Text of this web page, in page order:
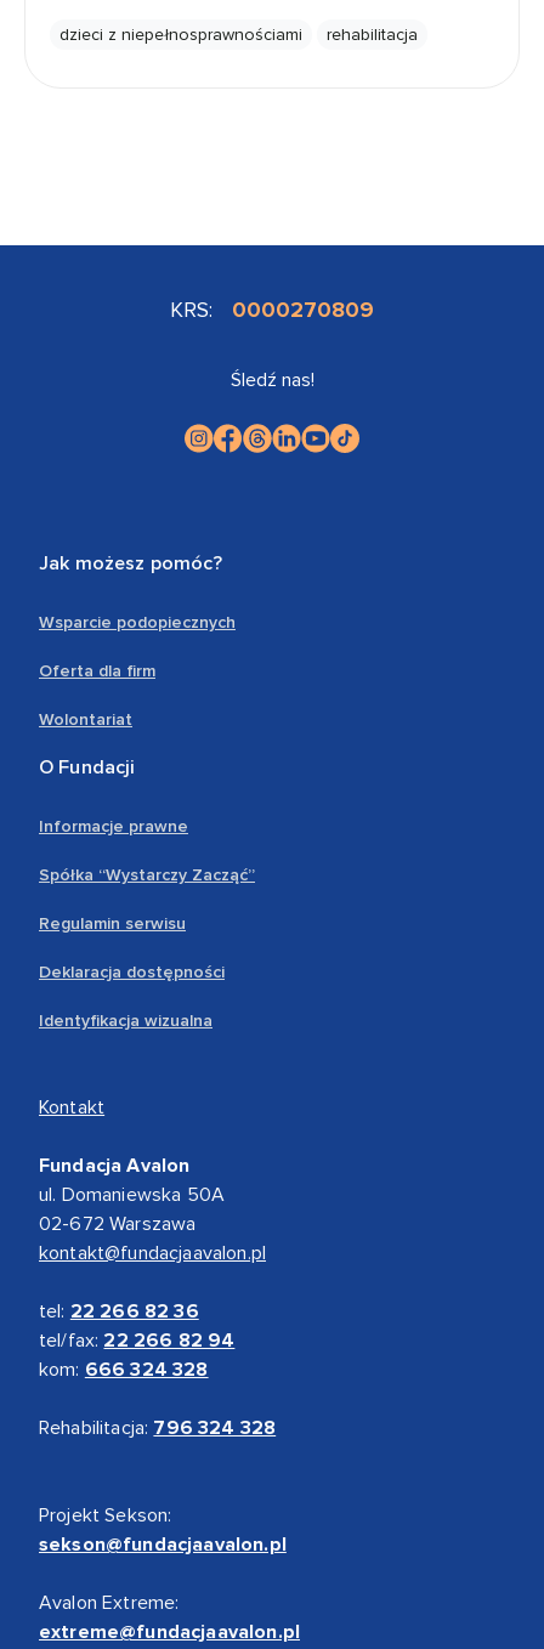
dzieci z niepełnosprawnościami rehabilitacja
KRS: 0000270809
Śledź nas!
Jak możesz pomóc?
Wsparcie podopiecznych
Oferta dla firm
Wolontariat
O Fundacji
Informacje prawne
Spółka “Wystarczy Zacząć”
Regulamin serwisu
Deklaracja dostępności
Identyfikacja wizualna
Kontakt
Fundacja Avalon
ul. Domaniewska 50A
02-672 Warszawa
kontakt@fundacjaavalon.pl
tel: 22 266 82 36
tel/fax: 22 266 82 94
kom: 666 324 328
Rehabilitacja: 796 324 328
Projekt Sekson:
sekson@fundacjaavalon.pl
Avalon Extreme:
extreme@fundacjaavalon.pl